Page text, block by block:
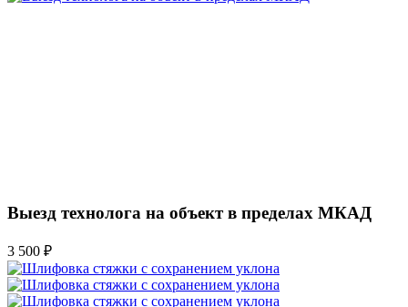
Выезд технолога на объект в пределах МКАД
3 500 ₽